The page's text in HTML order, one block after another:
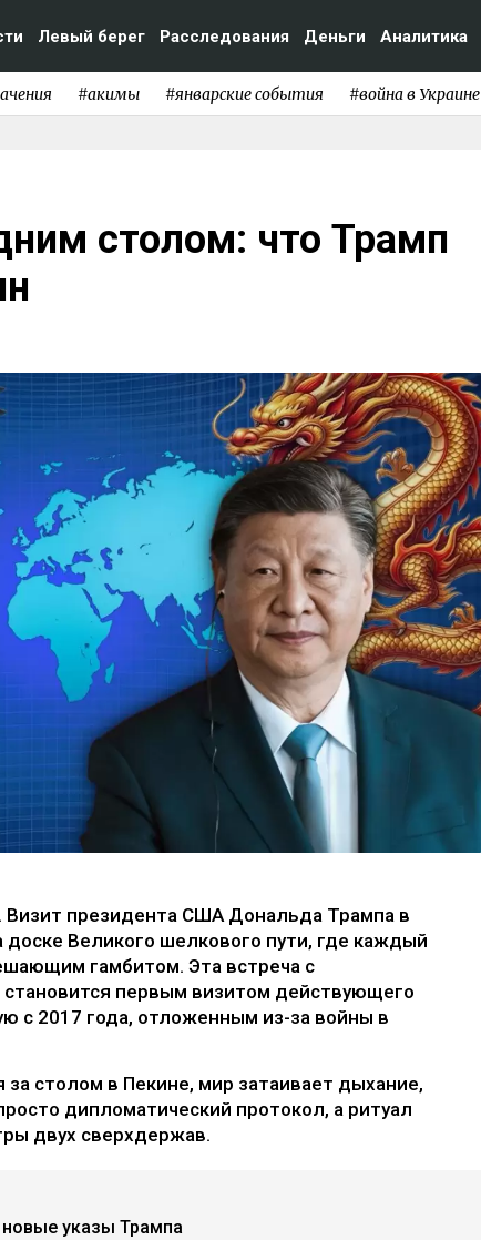
Левый берег Расследования Деньги Аналитика
#акимы #январские события #война в Украине
столом: что Трамп
Визит президента США Дональда Трампа в
доске Великого шелкового пути, где каждый
гамбитом. Эта встреча с
первым визитом действующего
с 2017 года, отложенным из-за войны в
за столом в Пекине, мир затаивает дыхание,
дипломатический протокол, а ритуал
двух сверхдержав.
указы Трампа